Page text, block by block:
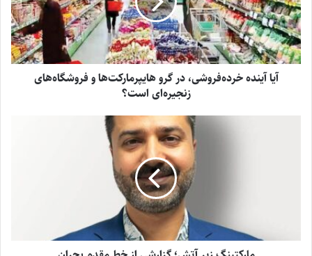
آیا آینده خرده‌فروشی، در گرو هایپرمارکت‌ها و فروشگاه‌های
زنجیره‌ای است؟